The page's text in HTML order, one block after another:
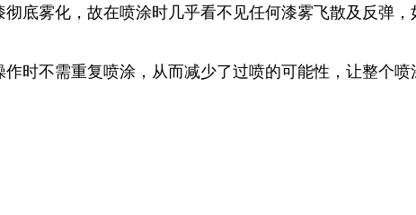
底雾化，故在喷涂时几乎看不见任何漆雾飞散及反弹
时不需重复喷涂，从而减少了过喷的可能性，让整个